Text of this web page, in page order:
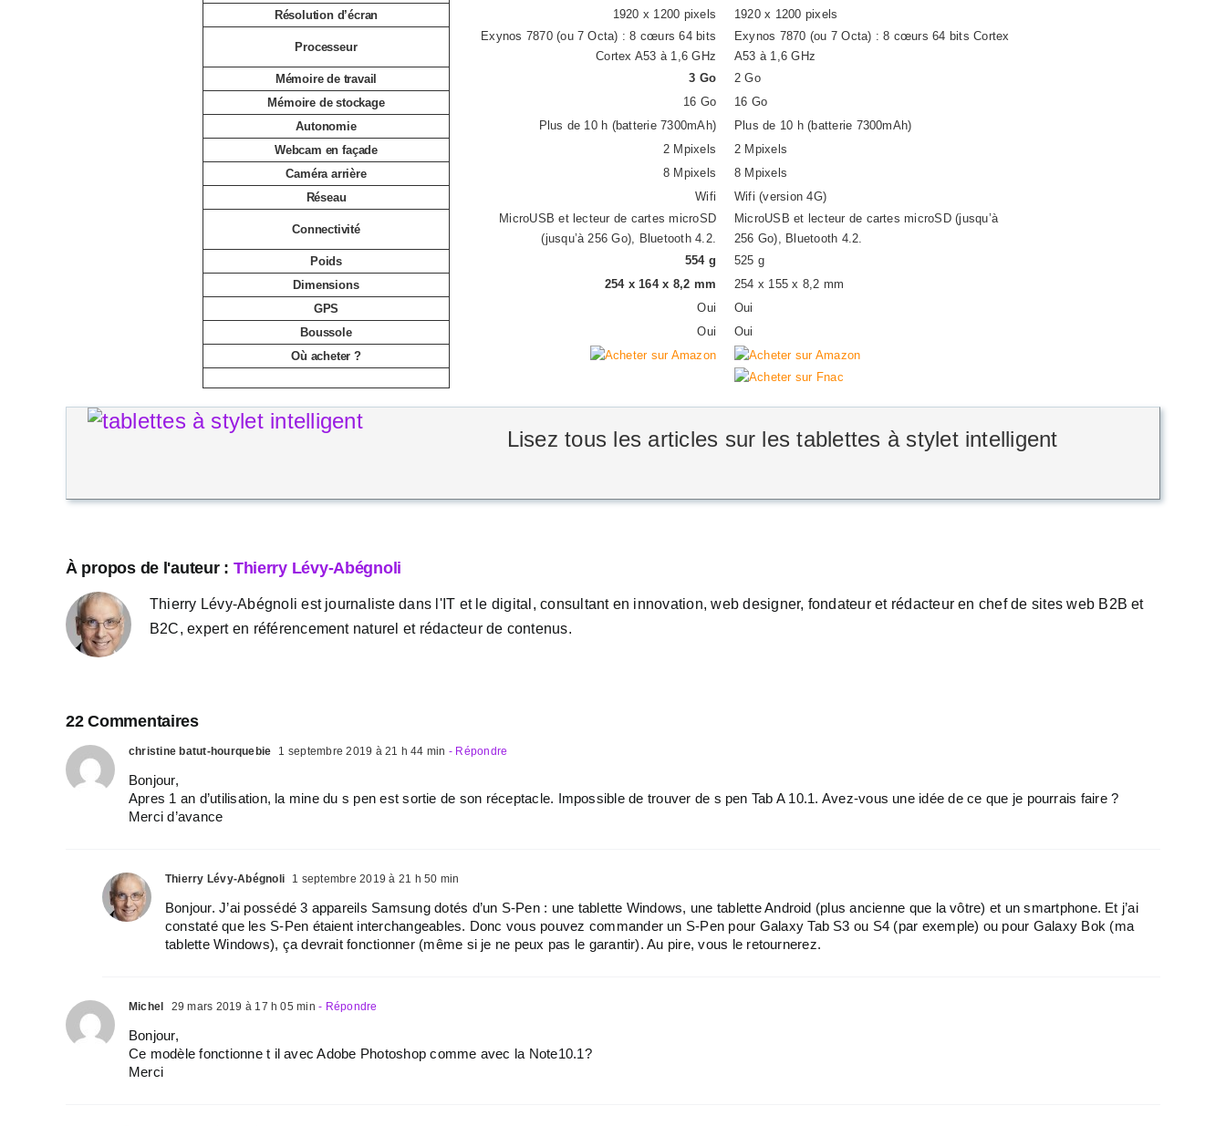
Résolution d’écran
1920 x 1200 pixels 1920 x 1200 pixels
Processeur
Exynos 7870 (ou 7 Octa) : 8 cœurs 64 bits
Cortex A53 à 1,6 GHz
Exynos 7870 (ou 7 Octa) : 8 cœurs 64 bits Cortex
A53 à 1,6 GHz
Mémoire de travail
3 Go
2 Go
Mémoire de stockage
16 Go
16 Go
Autonomie
Plus de 10 h (batterie 7300mAh)
Plus de 10 h (batterie 7300mAh)
Webcam en façade
2 Mpixels
2 Mpixels
Caméra arrière
8 Mpixels
8 Mpixels
Réseau
Wifi Wifi (version 4G)
Connectivité
MicroUSB et lecteur de cartes microSD
(jusqu’à 256 Go), Bluetooth 4.2.
MicroUSB et lecteur de cartes microSD (jusqu’à
256 Go), Bluetooth 4.2.
Poids
554 g
525 g
Dimensions
254 x 164 x 8,2 mm
254 x 155 x 8,2 mm
GPS
Oui
Oui
Boussole
Oui
Oui
Où acheter ?
Lisez tous les articles sur les tablettes à stylet intelligent
À propos de l'auteur : Thierry Lévy-Abégnoli
Thierry Lévy-Abégnoli est journaliste dans l'IT et le digital, consultant en innovation, web designer, fondateur et rédacteur en chef de sites web B2B et
B2C, expert en référencement naturel et rédacteur de contenus.
22 Commentaires
christine batut-hourquebie 1 septembre 2019 à 21 h 44 min - Répondre
Bonjour,
Apres 1 an d’utilisation, la mine du s pen est sortie de son réceptacle. Impossible de trouver de s pen Tab A 10.1. Avez-vous une idée de ce que je pourrais faire ?
Merci d’avance
Thierry Lévy-Abégnoli 1 septembre 2019 à 21 h 50 min
Bonjour. J’ai possédé 3 appareils Samsung dotés d’un S-Pen : une tablette Windows, une tablette Android (plus ancienne que la vôtre) et un smartphone. Et j’ai
constaté que les S-Pen étaient interchangeables. Donc vous pouvez commander un S-Pen pour Galaxy Tab S3 ou S4 (par exemple) ou pour Galaxy Bok (ma
tablette Windows), ça devrait fonctionner (même si je ne peux pas le garantir). Au pire, vous le retournerez.
Michel 29 mars 2019 à 17 h 05 min - Répondre
Bonjour,
Ce modèle fonctionne t il avec Adobe Photoshop comme avec la Note10.1?
Merci